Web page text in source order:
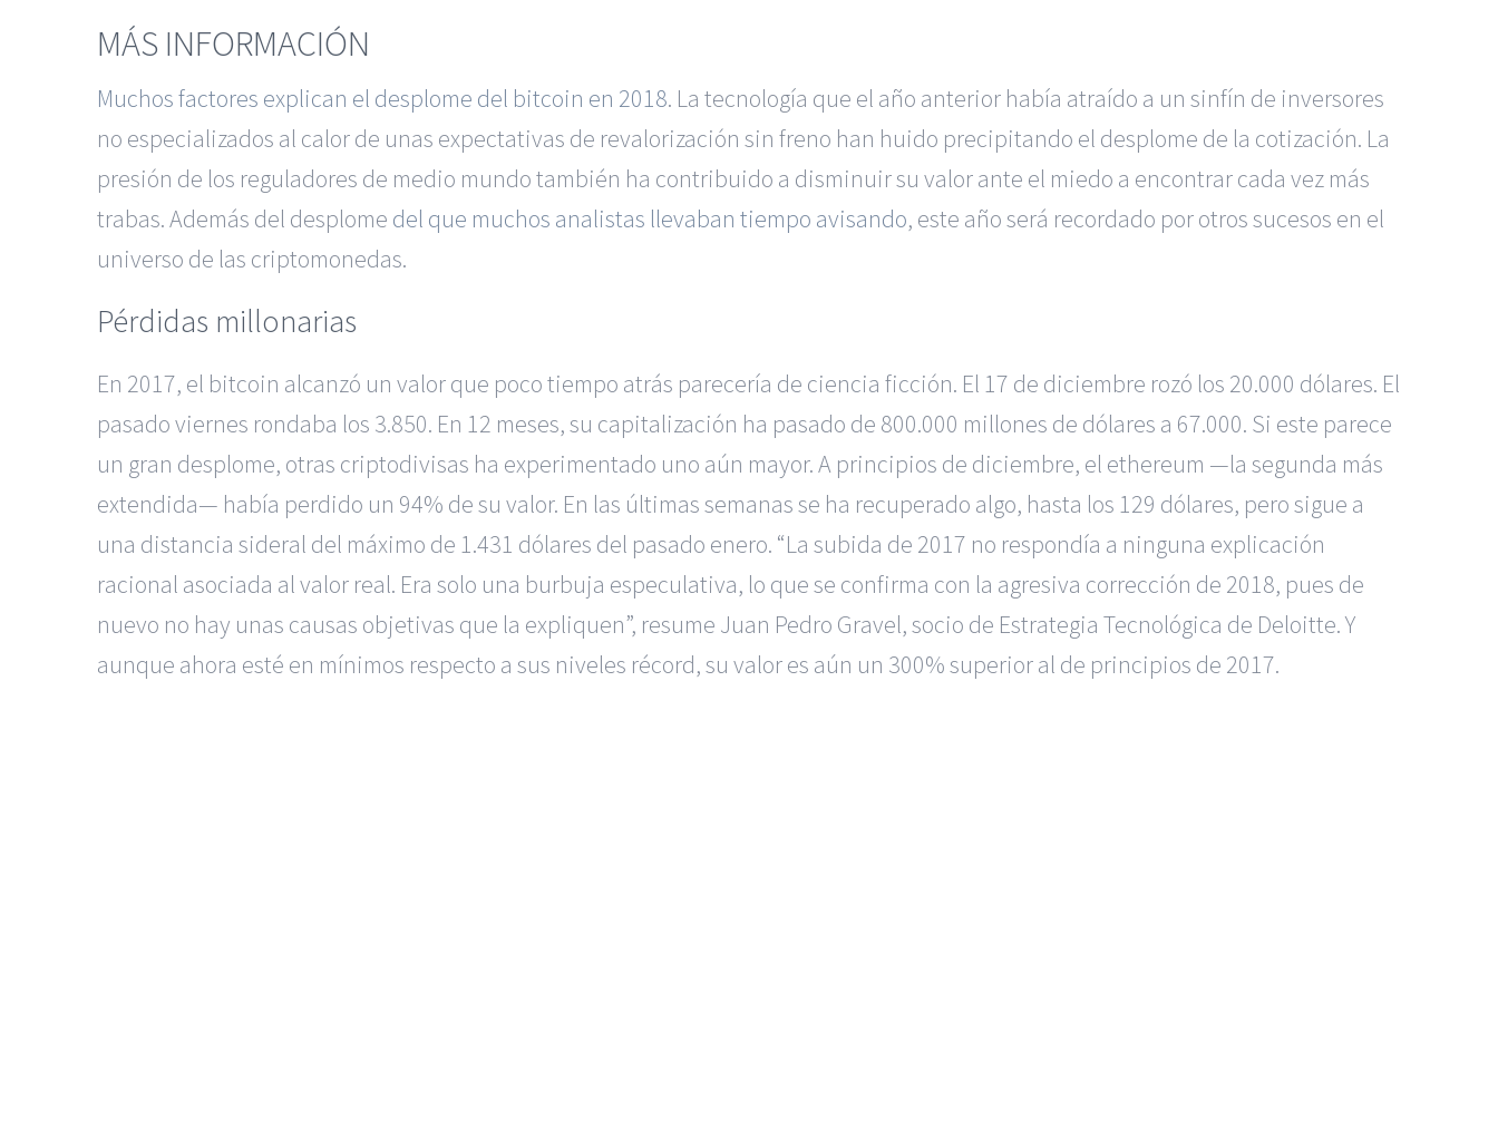
MÁS INFORMACIÓN
Muchos factores explican el desplome del bitcoin en 2018. La tecnología que el año anterior había atraído a un sinfín de inversores
no especializados al calor de unas expectativas de revalorización sin freno han huido precipitando el desplome de la cotización. La
presión de los reguladores de medio mundo también ha contribuido a disminuir su valor ante el miedo a encontrar cada vez más
trabas. Además del desplome del que muchos analistas llevaban tiempo avisando, este año será recordado por otros sucesos en el
universo de las criptomonedas.
Pérdidas millonarias
En 2017, el bitcoin alcanzó un valor que poco tiempo atrás parecería de ciencia ficción. El 17 de diciembre rozó los 20.000 dólares. El
pasado viernes rondaba los 3.850. En 12 meses, su capitalización ha pasado de 800.000 millones de dólares a 67.000. Si este parece
un gran desplome, otras criptodivisas ha experimentado uno aún mayor. A principios de diciembre, el ethereum —la segunda más
extendida— había perdido un 94% de su valor. En las últimas semanas se ha recuperado algo, hasta los 129 dólares, pero sigue a
una distancia sideral del máximo de 1.431 dólares del pasado enero. “La subida de 2017 no respondía a ninguna explicación
racional asociada al valor real. Era solo una burbuja especulativa, lo que se confirma con la agresiva corrección de 2018, pues de
nuevo no hay unas causas objetivas que la expliquen”, resume Juan Pedro Gravel, socio de Estrategia Tecnológica de Deloitte. Y
aunque ahora esté en mínimos respecto a sus niveles récord, su valor es aún un 300% superior al de principios de 2017.